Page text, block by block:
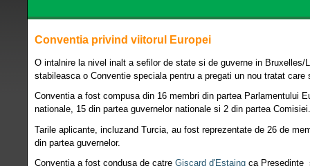
Conventia privind viitorul Europei
O intalnire la nivel inalt a sefilor de state si de guverne in Bruxelles/
stabileasca o Conventie speciala pentru a pregati un nou tratat
Conventia a fost compusa din 16 membri din partea Parlamentului
nationale, 15 din partea guvernelor nationale si 2 din partea Comisiei.
Tarile aplicante, incluzand Turcia, au fost reprezentate de 26 de
din partea guvernelor.
Conventia a fost condusa de catre Giscard d'Estaing ca Presedinte